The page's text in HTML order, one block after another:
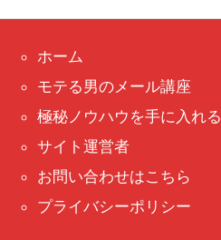
ホーム
モテる男のメール講座
極秘ノウハウを手に入れる
サイト運営者
お問い合わせはこちら
プライバシーポリシー